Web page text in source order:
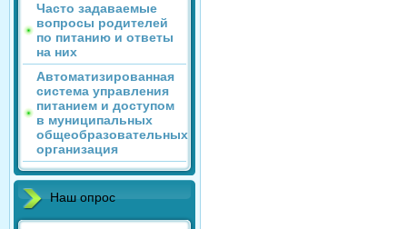
Часто задаваемые
вопросы родителей
по питанию и ответы
на них
Автоматизированная
система управления
питанием и доступом
в муниципальных
общеобразовательных
организация
Наш опрос